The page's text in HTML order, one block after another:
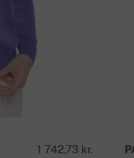
1 742,73 kr.